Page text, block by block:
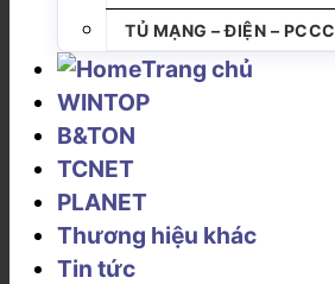
TỦ MẠNG – ĐIỆN – PCCC
Trang chủ
WINTOP
B&TON
TCNET
PLANET
Thương hiệu khác
Tin tức